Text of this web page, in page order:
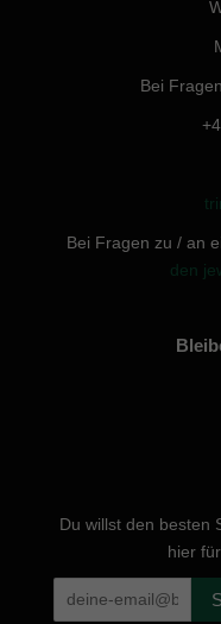
Bei
Bei Fragen zu / an
den
Du willst den besten
hier